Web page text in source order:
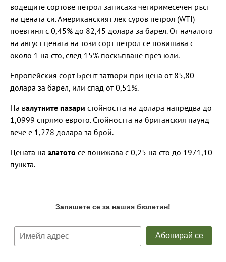
водещите сортове петрол записаха четиримесечен ръст
на цената си. Американският лек суров петрол (WTI)
поевтиня с 0,45% до 82,45 долара за барел. От началото
на август цената на този сорт петрол се повишава с
около 1 на сто, след 15% поскъпване през юли.
Европейския сорт Брент затвори при цена от 85,80
долара за барел, или спад от 0,51%.
На валутните пазари стойността на долара напредва до
1,0999 спрямо еврото. Стойността на британския паунд
вече е 1,278 долара за брой.
Цената на златото се понижава с 0,25 на сто до 1971,10
пункта.